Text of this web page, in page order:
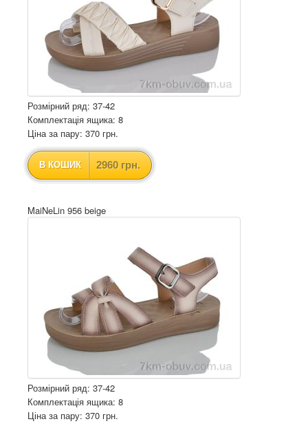
Розмірний ряд: 37-42
Комплектація ящика: 8
Ціна за пару: 370 грн.
В КОШИК 2960 грн.
MaiNeLin 956 beige
Розмірний ряд: 37-42
Комплектація ящика: 8
Ціна за пару: 370 грн.